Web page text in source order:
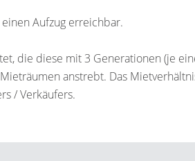
Aufzug erreichbar.
die diese mit 3 Generationen (je
anstrebt. Das
/ Verkäufers.